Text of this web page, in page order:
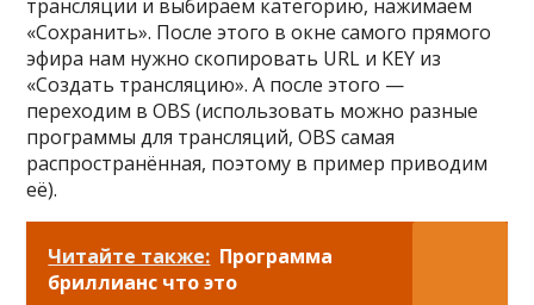
трансляции и выбираем категорию, нажимаем
«Сохранить». После этого в окне самого прямого
эфира нам нужно скопировать URL и KEY из
«Создать трансляцию». А после этого —
переходим в OBS (использовать можно разные
программы для трансляций, OBS самая
распространённая, поэтому в пример приводим
её).
Читайте также: Программа
бриллианс что это